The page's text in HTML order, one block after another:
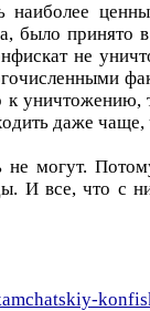
было принято
не
к уничтожению,
даже
могут.
И все, что с